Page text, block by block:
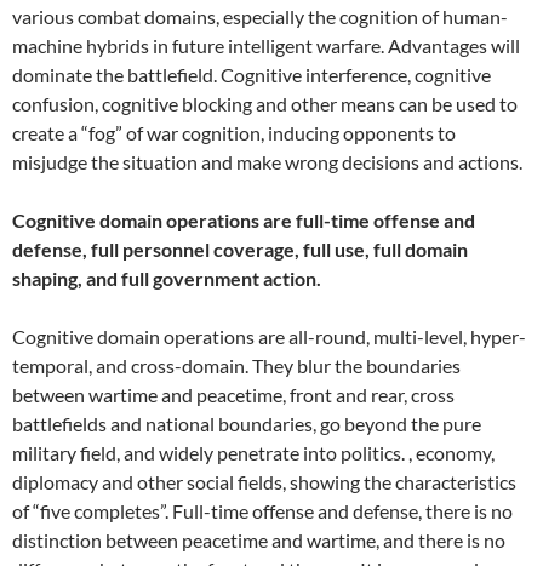
various combat domains, especially the cognition of human-
machine hybrids in future intelligent warfare. Advantages will
dominate the battlefield. Cognitive interference, cognitive
confusion, cognitive blocking and other means can be used to
create a “fog” of war cognition, inducing opponents to
misjudge the situation and make wrong decisions and actions.
Cognitive domain operations are full-time offense and
defense, full personnel coverage, full use, full domain
shaping, and full government action.
Cognitive domain operations are all-round, multi-level, hyper-
temporal, and cross-domain. They blur the boundaries
between wartime and peacetime, front and rear, cross
battlefields and national boundaries, go beyond the pure
military field, and widely penetrate into politics. , economy,
diplomacy and other social fields, showing the characteristics
of “five completes”. Full-time offense and defense, there is no
distinction between peacetime and wartime, and there is no